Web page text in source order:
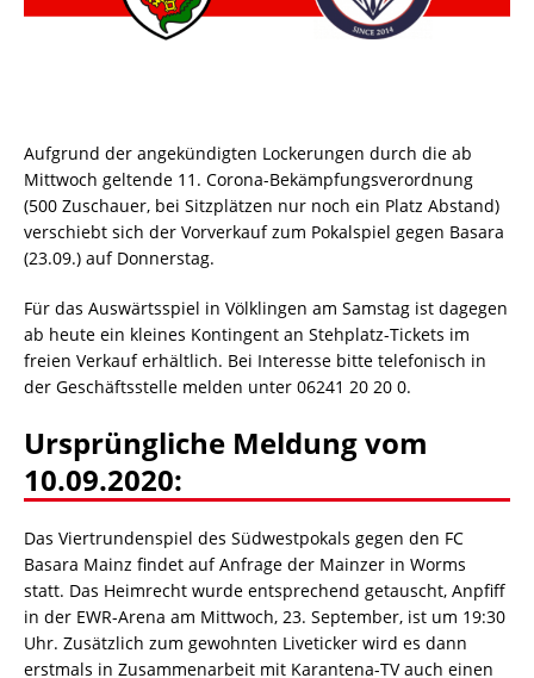
Aufgrund der angekündigten Lockerungen durch die ab
Mittwoch geltende 11. Corona-Bekämpfungsverordnung
(500 Zuschauer, bei Sitzplätzen nur noch ein Platz Abstand)
verschiebt sich der Vorverkauf zum Pokalspiel gegen Basara
(23.09.) auf Donnerstag.
Für das Auswärtsspiel in Völklingen am Samstag ist dagegen
ab heute ein kleines Kontingent an Stehplatz-Tickets im
freien Verkauf erhältlich. Bei Interesse bitte telefonisch in
der Geschäftsstelle melden unter 06241 20 20 0.
Ursprüngliche Meldung vom
10.09.2020:
Das Viertrundenspiel des Südwestpokals gegen den FC
Basara Mainz findet auf Anfrage der Mainzer in Worms
statt. Das Heimrecht wurde entsprechend getauscht, Anpfiff
in der EWR-Arena am Mittwoch, 23. September, ist um 19:30
Uhr. Zusätzlich zum gewohnten Liveticker wird es dann
erstmals in Zusammenarbeit mit Karantena-TV auch einen